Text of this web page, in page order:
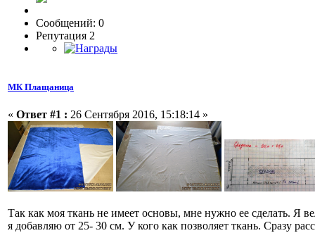
Сообщений: 0
Репутация 2
МК Плащаница
« Ответ #1 : 26 Сентября 2016, 15:18:14 »
Так как моя ткань не имеет основы, мне нужно ее сделать. Я
я добавляю от 25- 30 см. У кого как позволяет ткань. Сразу